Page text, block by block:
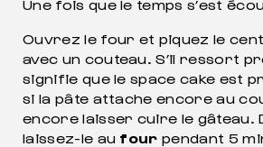
Une fois que le temps s’est
Ouvrez le four et piquez le
avec un couteau. S’il ressort
signifie que le space cake est
si la pâte attache encore au
encore laisser cuire le gâteau.
laissez-le au fourpendant 5